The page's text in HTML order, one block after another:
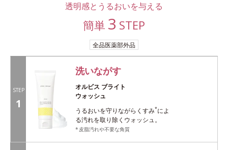
透明感とうるおいを与える
簡単 3 STEP
全品医薬部外品
STEP
1
洗いながす
オルビス ブライト
ウォッシュ
うるおいを守りながらくすみ*によ
る汚れを取り除くウォッシュ。
皮脂汚れや不要な角質